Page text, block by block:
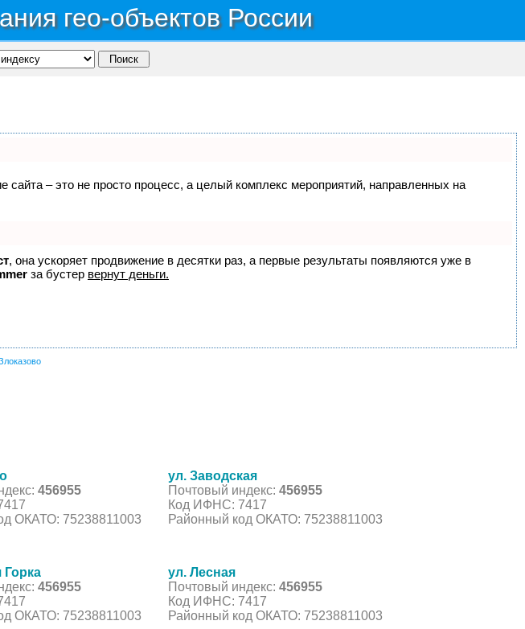
гео-объектов России
сайта – это не просто процесс, а целый комплекс мероприятий, направленных на
, она ускоряет продвижение в десятки раз, а первые результаты появляются уже в
за бустер вернут деньги.
456955
ОКАТО: 75238811003
ул. Заводская
Почтовый индекс: 456955
Код ИФНС: 7417
Районный код ОКАТО: 75238811003
Горка
456955
ОКАТО: 75238811003
ул. Лесная
Почтовый индекс: 456955
Код ИФНС: 7417
Районный код ОКАТО: 75238811003